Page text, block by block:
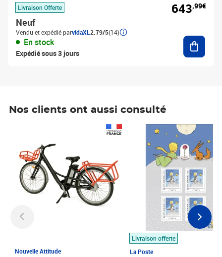
Livraison Offerte
Neuf
Vendu et expédié parvidaXL 2.79/5(14)
En stock
Expédié sous 3 jours
643,99€
Nos clients ont aussi consulté
Nouvelle Attitude
Livraison offerte
La Poste
Prix 7,50€